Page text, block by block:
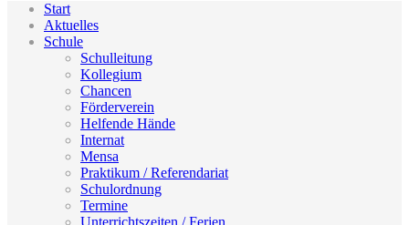
Start
Aktuelles
Schule
Schulleitung
Kollegium
Chancen
Förderverein
Helfende Hände
Internat
Mensa
Praktikum / Referendariat
Schulordnung
Termine